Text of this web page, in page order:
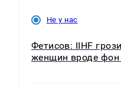
Не у нас
Фетисов: IIHF
женщин вроде фон